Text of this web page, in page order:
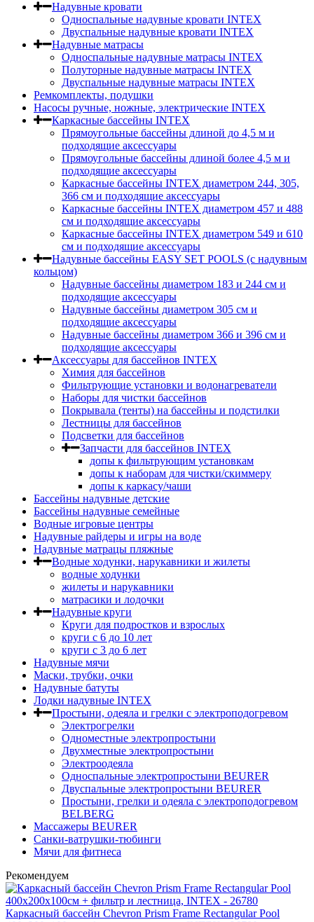
Надувные кровати
Односпальные надувные кровати INTEX
Двуспальные надувные кровати INTEX
Надувные матрасы
Односпальные надувные матрасы INTEX
Полуторные надувные матрасы INTEX
Двуспальные надувные матрасы INTEX
Ремкомплекты, подушки
Насосы ручные, ножные, электрические INTEX
Каркасные бассейны INTEX
Прямоугольные бассейны длиной до 4,5 м и
подходящие аксессуары
Прямоугольные бассейны длиной более 4,5 м и
подходящие аксессуары
Каркасные бассейны INTEX диаметром 244, 305,
366 см и подходящие аксессуары
Каркасные бассейны INTEX диаметром 457 и 488
cм и подходящие аксессуары
Каркасные бассейны INTEX диаметром 549 и 610
см и подходящие аксессуары
Надувные бассейны EASY SET POOLS (с надувным
кольцом)
Надувные бассейны диаметром 183 и 244 см и
подходящие аксессуары
Надувные бассейны диаметром 305 см и
подходящие аксессуары
Надувные бассейны диаметром 366 и 396 см и
подходящие аксессуары
Аксессуары для бассейнов INTEX
Химия для бассейнов
Фильтрующие установки и водонагреватели
Наборы для чистки бассейнов
Покрывала (тенты) на бассейны и подстилки
Лестницы для бассейнов
Подсветки для бассейнов
Запчасти для бассейнов INTEX
допы к фильтрующим установкам
допы к наборам для чистки/скиммеру
допы к каркасу/чаши
Бассейны надувные детские
Бассейны надувные семейные
Водные игровые центры
Надувные райдеры и игры на воде
Надувные матрацы пляжные
Водные ходунки, нарукавники и жилеты
водные ходунки
жилеты и нарукавники
матрасики и лодочки
Надувные круги
Круги для подростков и взрослых
круги с 6 до 10 лет
круги c 3 до 6 лет
Надувные мячи
Маски, трубки, очки
Надувные батуты
Лодки надувные INTEX
Простыни, одеяла и грелки с электроподогревом
Электрогрелки
Одноместные электропростыни
Двухместные электропростыни
Электроодеяла
Односпальные электропростыни BEURER
Двуспальные электропростыни BEURER
Простыни, грелки и одеяла с электроподогревом
BELBERG
Массажеры BEURER
Санки-ватрушки-тюбинги
Мячи для фитнеса
Рекомендуем
Каркасный бассейн Chevron Prism Frame Rectangular Pool